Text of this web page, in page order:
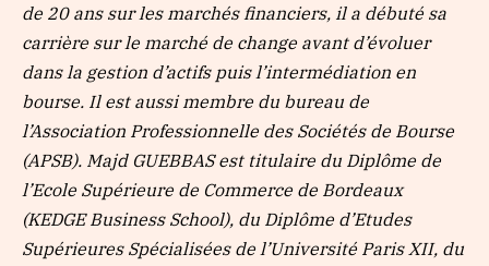
de 20 ans sur les marchés financiers, il a débuté sa
carrière sur le marché de change avant d’évoluer
dans la gestion d’actifs puis l’intermédiation en
bourse. Il est aussi membre du bureau de
l’Association Professionnelle des Sociétés de Bourse
(APSB). Majd GUEBBAS est titulaire du Diplôme de
l’Ecole Supérieure de Commerce de Bordeaux
(KEDGE Business School), du Diplôme d’Etudes
Supérieures Spécialisées de l’Université Paris XII, du